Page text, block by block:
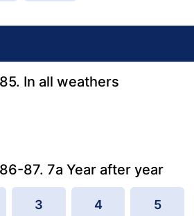
In all weathers
87. 7a Year after year
3 4 5